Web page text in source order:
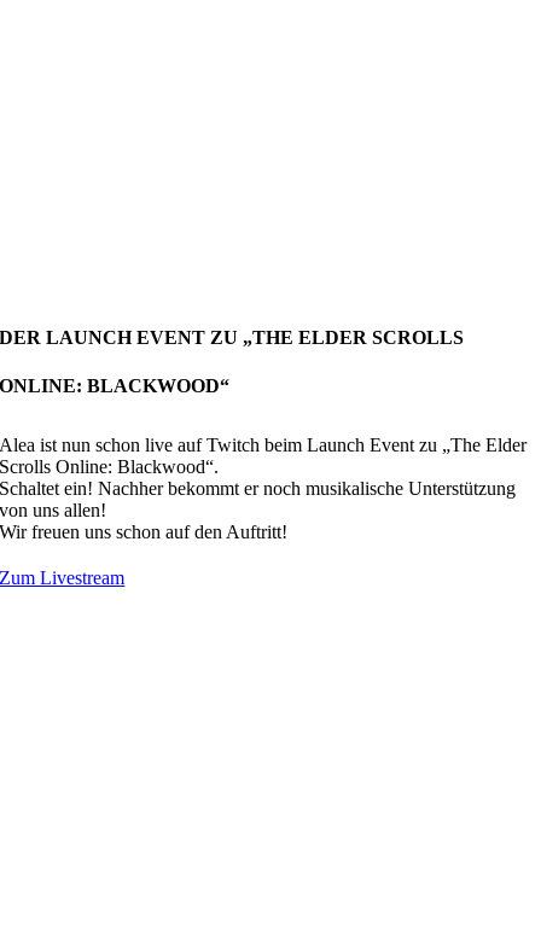
DER LAUNCH EVENT ZU „THE ELDER SCROLLS
ONLINE: BLACKWOOD“
Alea ist nun schon live auf Twitch beim Launch Event zu „The Elder
Scrolls Online: Blackwood“.
Schaltet ein! Nachher bekommt er noch musikalische Unterstützung
von uns allen!
Wir freuen uns schon auf den Auftritt!
Zum Livestream